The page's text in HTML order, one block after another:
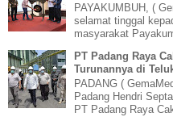
PAYAKUMBUH, (
selamat tinggal
masyarakat
PT Padang Raya
Turunannya di
PADANG (
Padang Hendri
PT Padang Raya